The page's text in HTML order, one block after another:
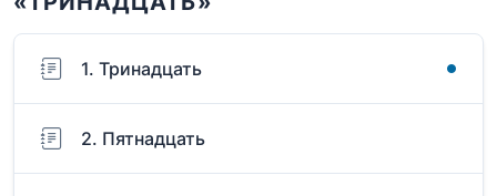
1. Тринадцать
2. Пятнадцать